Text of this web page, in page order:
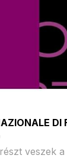
veszek